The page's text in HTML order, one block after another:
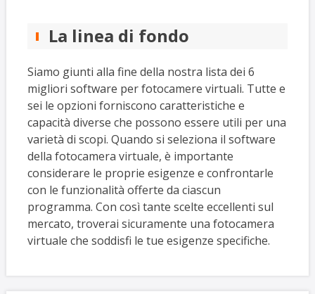
La linea di fondo
Siamo giunti alla fine della nostra lista dei 6
migliori software per fotocamere virtuali. Tutte e
sei le opzioni forniscono caratteristiche e
capacità diverse che possono essere utili per una
varietà di scopi. Quando si seleziona il software
della fotocamera virtuale, è importante
considerare le proprie esigenze e confrontarle
con le funzionalità offerte da ciascun
programma. Con così tante scelte eccellenti sul
mercato, troverai sicuramente una fotocamera
virtuale che soddisfi le tue esigenze specifiche.